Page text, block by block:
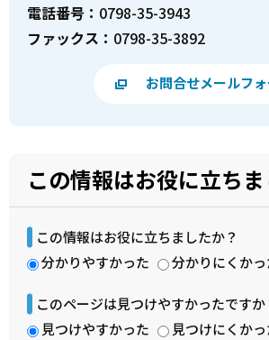
電話番号： 0798-35-3943
ファックス： 0798-35-3892
お問合せメールフ
この情報はお役に立ち
この情報はお役に立ちましたか？
分かりやすかった
分かりにくかっ
このページは見つけやすかったですか
見つけやすかった
見つけにくかっ